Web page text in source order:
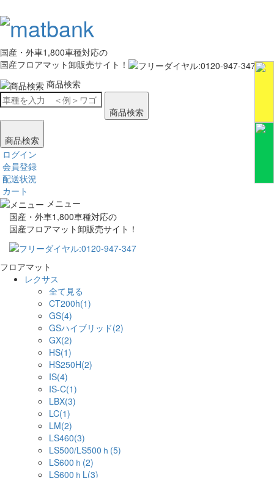
国産・外車1,800車種対応の
国産フロアマット卸販売サイト！
商品検索
商品検索
商品検索
ログイン
会員登録
配送状況
カート
メニュー
国産・外車1,800車種対応の
国産フロアマット卸販売サイト！
フロアマット
レクサス
全て見る
CT200h(1)
GS(4)
GSハイブリッド(2)
GX(2)
HS(1)
HS250H(2)
IS(4)
IS-C(1)
LBX(3)
LC(1)
LM(2)
LS460(3)
LS500/LS500ｈ(5)
LS600ｈ(2)
LS600ｈL(3)